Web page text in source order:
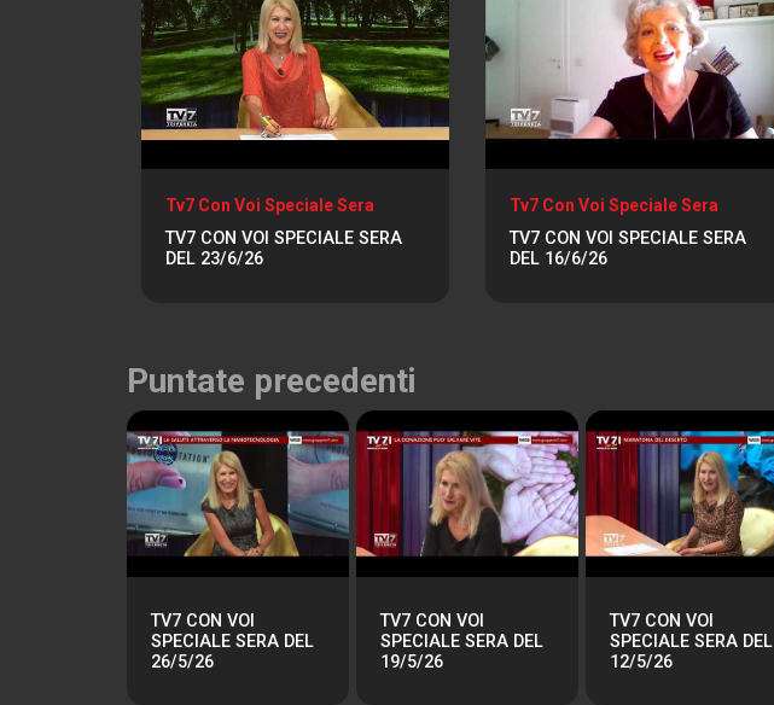
Tv7 Con Voi Speciale Sera
TV7 CON VOI SPECIALE SERA
DEL 23/6/26
Tv7 Con Voi Speciale Sera
TV7 CON VOI SPECIALE SERA
DEL 16/6/26
Puntate precedenti
TV7 CON VOI
SPECIALE SERA DEL
26/5/26
TV7 CON VOI
SPECIALE SERA DEL
19/5/26
TV7 CON VOI
SPECIALE SERA DEL
12/5/26